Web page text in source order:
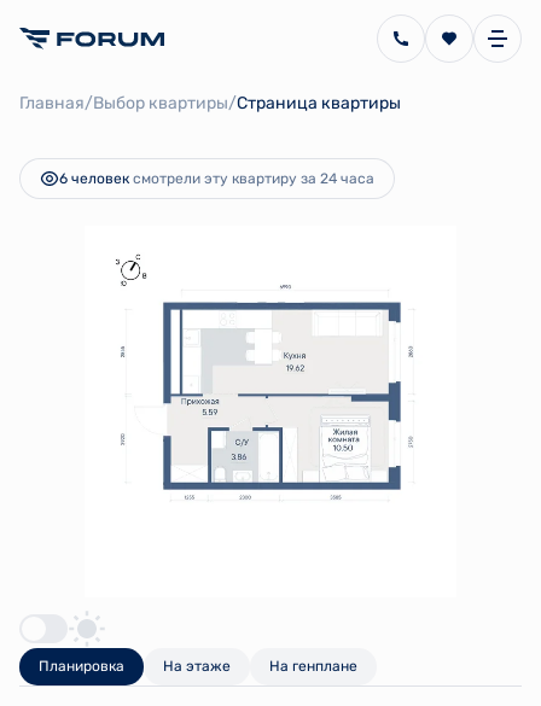
Главная/Выбор квартиры/Страница квартиры
Ипотекаот 17 037 руб.
6 человек смотрели эту квартиру за 24 часа
Планировка На этаже На генплане